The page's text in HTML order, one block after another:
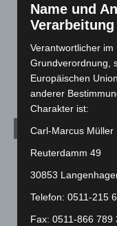
beschädigt
5. August 2026
3. August 2026
Kategorien
Blaulicht
Corona-News
Hannover und
Langenhagen und
Name und
Verantwortlicher
Grundverordnung,
Europäischen
anderer
Charakter ist:
Carl-Marcus Müller
Reuterdamm 49
30853
Telefon: 0511-215
Fax: 0511-866 789